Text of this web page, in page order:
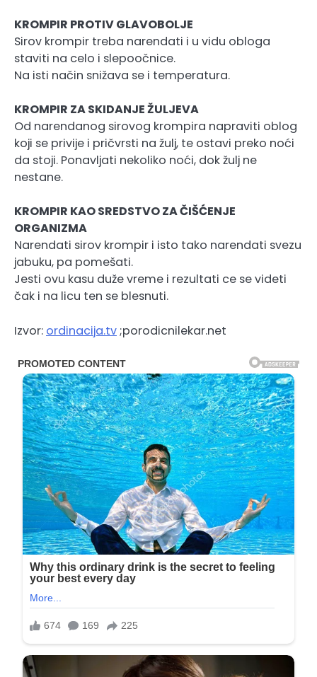
KROMPIR PROTIV GLAVOBOLJE
Sirov krompir treba narendati i u vidu obloga
staviti na celo i slepoočnice.
Na isti način snižava se i temperatura.
KROMPIR ZA SKIDANJE ŽULJEVA
Od narendanog sirovog krompira napraviti oblog
koji se privije i pričvrsti na žulj, te ostavi preko noći
da stoji. Ponavljati nekoliko noći, dok žulj ne
nestane.
KROMPIR KAO SREDSTVO ZA ČIŠĆENJE
ORGANIZMA
Narendati sirov krompir i isto tako narendati svezu
jabuku, pa pomešati.
Jesti ovu kasu duže vreme i rezultati ce se videti
čak i na licu ten se blesnuti.
Izvor: ordinacija.tv ;porodicnilekar.net